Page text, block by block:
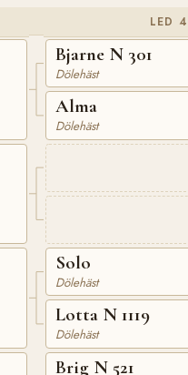
LED 4
Bjarne N 301
Dölehäst
Alma
Dölehäst
Solo
Dölehäst
Lotta N 1119
Dölehäst
Brig N 521